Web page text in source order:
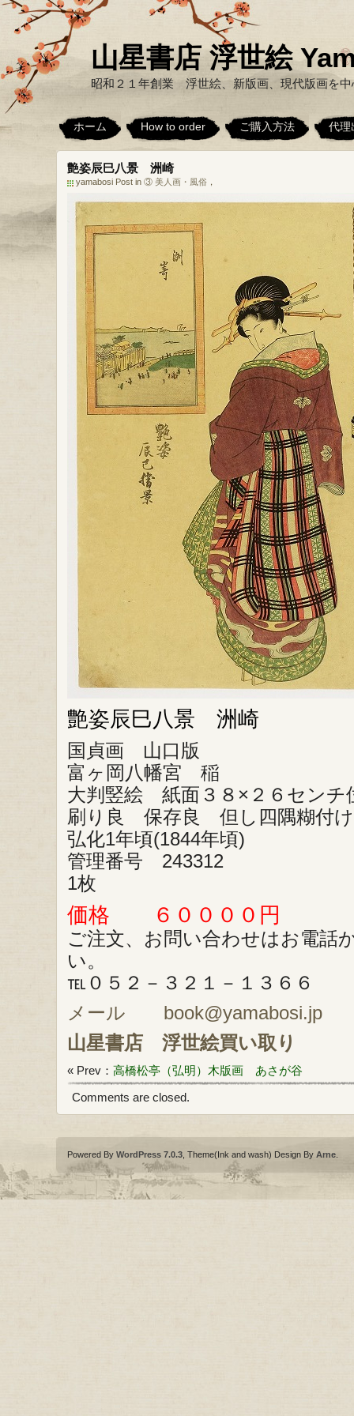
山星書店 浮世絵
昭和２１年創業 浮世絵、新版画、現代版画を
ホーム How to order ご購入方法 代理
艶姿辰巳八景 洲崎
yamabosi Post in ③ 美人画・風俗 ，
艶姿辰巳八景 洲崎
国貞画 山口版
富ヶ岡八幡宮 稲
大判竪絵 紙面３８×２６センチ
刷り良 保存良 但し四隅糊付
弘化1年頃(1844年頃)
管理番号 243312
1枚
価格 ６００００円
ご注文、お問い合わせはお電話
い。
℡０５２－３２１－１３６６
メール book@yamabosi.jp
山星書店
浮世絵買い取り
« Prev： 高橋松亭（弘明）木版画 あさが谷
Comments are closed.
Powered By WordPress 7.0.3 , Theme(Ink and wash) Design By Arne